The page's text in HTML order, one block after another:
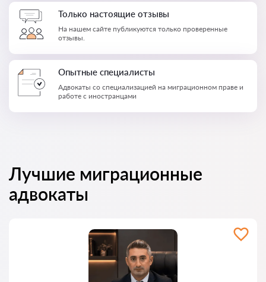
Только настоящие отзывы
На нашем сайте публикуются только проверенные
отзывы.
Опытные специалисты
Адвокаты со специализацией на миграционном праве и
работе с иностранцами
Лучшие миграционные
адвокаты